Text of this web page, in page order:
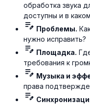
обработка звука
доступны и в
edit_note Проблемы.
нужно исправить?
edit_note Площадка.
требования к
edit_note Музыка и
права
edit_note